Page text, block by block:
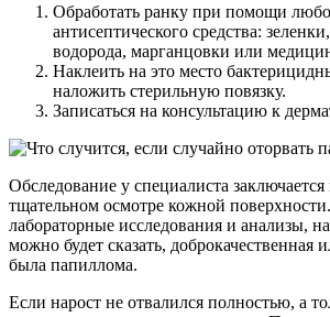
Обработать ранку при помощи
антисептического средства:
водорода, марганцовки или
Наклеить на это место
наложить стерильную повязку.
Записаться на консультацию к
Обследование у специалиста заключается
тщательном осмотре кожной
лабораторные исследования и анализы,
можно будет сказать, доброкачественная
была папиллома.
Если нарост не отвалился полностью, а